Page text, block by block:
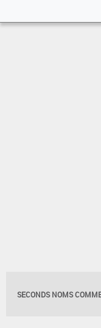
SECONDS NOMS